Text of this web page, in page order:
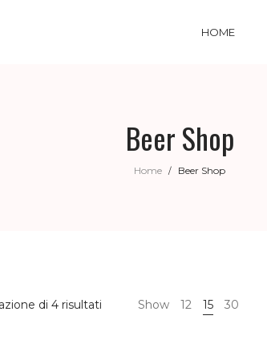
HOME
Beer Shop
Home / Beer Shop
di 4 risultati Show 12 15 30